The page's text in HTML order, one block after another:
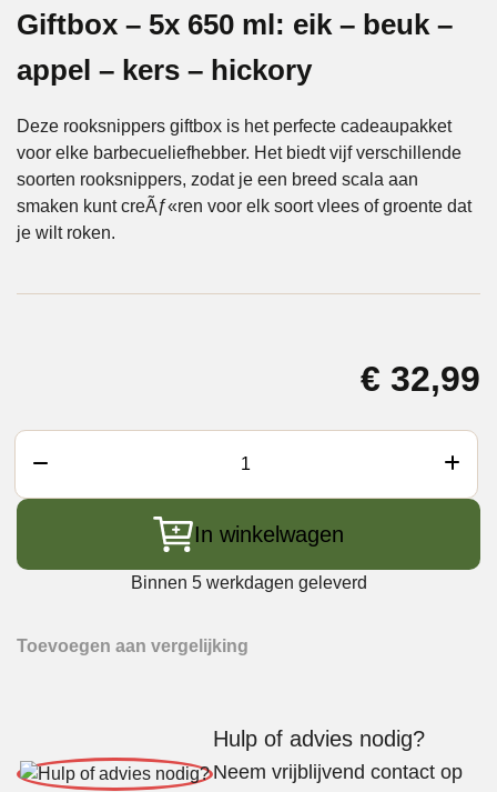
Giftbox – 5x 650 ml: eik – beuk –
appel – kers – hickory
Deze rooksnippers giftbox is het perfecte cadeaupakket
voor elke barbecueliefhebber. Het biedt vijf verschillende
soorten rooksnippers, zodat je een breed scala aan
smaken kunt creÃƒ«ren voor elk soort vlees of groente dat
je wilt roken.
€ 32,99
Flavours
Giftbox
650
-
In winkelwagen
Binnen 5 werkdagen geleverd
Toevoegen aan vergelijking
Hulp of advies nodig?
Neem vrijblijvend contact op